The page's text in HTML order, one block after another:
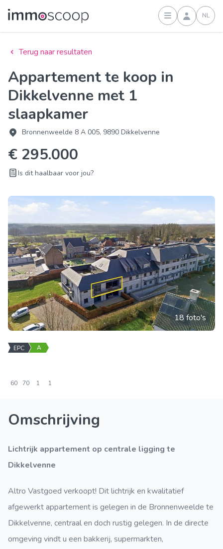
Inloggen
NL
Terug naar resultaten
Appartement te koop in
Dikkelvenne met 1
slaapkamer
Bronnenweelde 8 A 005, 9890 Dikkelvenne
€ 295.000
Is dit haalbaar voor jou?
18 foto's
EPC A
60 70 1 1
Omschrijving
Lichtrijk appartement op centrale ligging te
Dikkelvenne
Altro Vastgoed verkoopt! Dit lichtrijk en kwalitatief
afgewerkt appartement is gelegen in de Bronnenweelde te
Dikkelvenne, centraal en doch rustig gelegen. In de directe
omgeving vindt u een bakkerij, supermarkten,